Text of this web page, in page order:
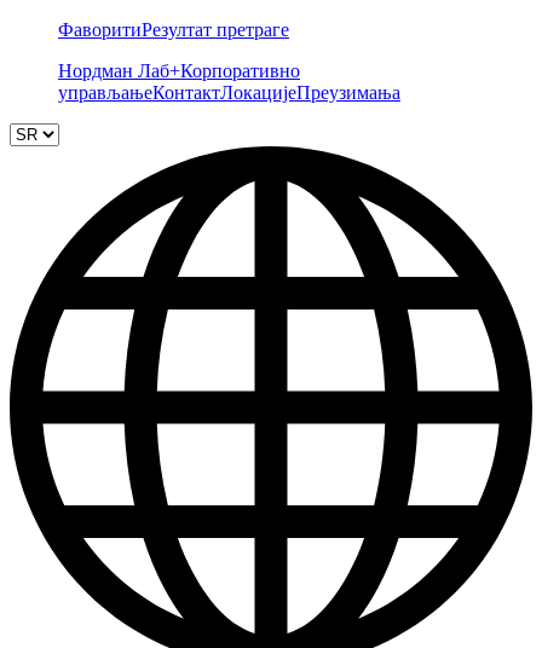
ФаворитиРезултат претраге
Нордман Лаб+Корпоративно
управљањеКонтактЛокацијеПреузимања